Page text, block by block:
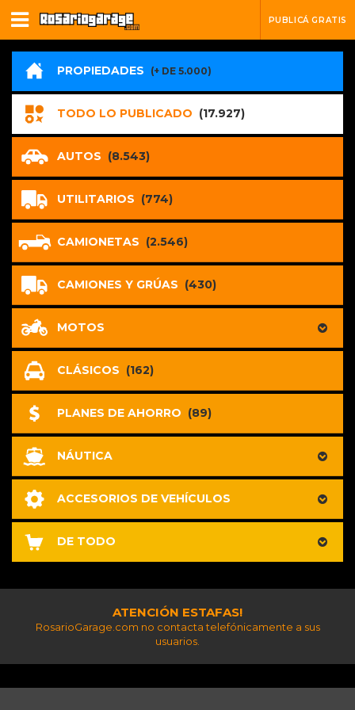
PUBLICÁ GRATIS
PROPIEDADES (+ DE 5.000)
TODO LO PUBLICADO (17.927)
AUTOS (8.543)
UTILITARIOS (774)
CAMIONETAS (2.546)
CAMIONES Y GRÚAS (430)
MOTOS
CLÁSICOS (162)
PLANES DE AHORRO (89)
NÁUTICA
ACCESORIOS DE VEHÍCULOS
DE TODO
ATENCIÓN ESTAFAS!
RosarioGarage.com no contacta telefónicamente a sus
usuarios.